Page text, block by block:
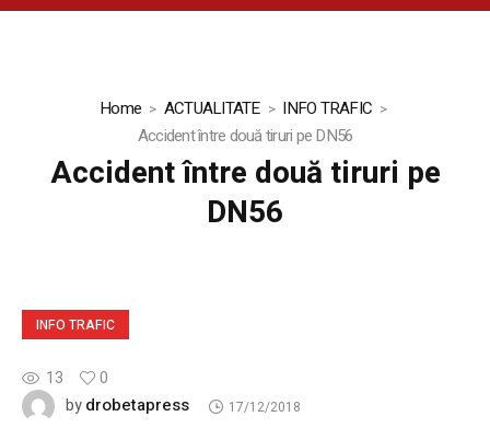
Home ACTUALITATE
INFO TRAFIC
Accident între două tiruri pe DN56
Accident între două tiruri pe
DN56
INFO TRAFIC
13
0
bydrobetapress 17/12/2018